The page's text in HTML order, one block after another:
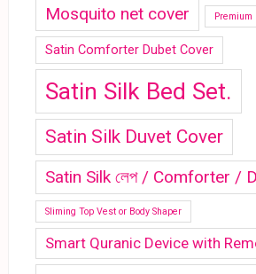
Mosquito net cover Premium
Satin Comforter Dubet Cover
Satin Silk Bed Set.
Satin Silk Duvet Cover
Satin Silk লেপ / Comforter /
Sliming Top Vest or Body Shaper
Smart Quranic Device with